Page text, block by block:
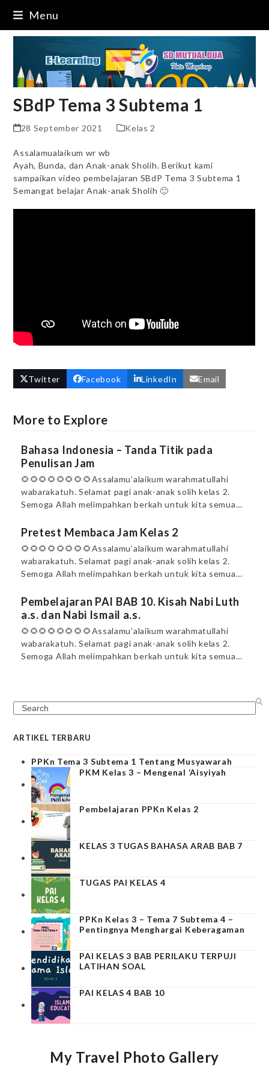
content
Menu
SBdP Tema 3 Subtema 1
28 September 2021 Kelas 2
Assalamualaikum wr wb
Ayah, Bunda, dan Anak-anak Sholih. Berikut kami
sampaikan video pembelajaran SBdP Tema 3 Subtema 1
Semangat belajar Anak-anak Sholih 🙂
Twitter Facebook LinkedIn Email
More to Explore
Bahasa Indonesia – Tanda Titik pada
Penulisan Jam
🌻🌻🌻🌻🌻🌻🌻🌻Assalamu’alaikum warahmatullahi
wabarakatuh. Selamat pagi anak-anak solih kelas 2.
Semoga Allah melimpahkan berkah untuk kita semua…
Pretest Membaca Jam Kelas 2
🌻🌻🌻🌻🌻🌻🌻🌻Assalamu’alaikum warahmatullahi
wabarakatuh. Selamat pagi anak-anak solih kelas 2.
Semoga Allah melimpahkan berkah untuk kita semua…
Pembelajaran PAI BAB 10. Kisah Nabi Luth
a.s. dan Nabi Ismail a.s.
🌻🌻🌻🌻🌻🌻🌻🌻Assalamu’alaikum warahmatullahi
wabarakatuh. Selamat pagi anak-anak solih kelas 2.
Semoga Allah melimpahkan berkah untuk kita semua…
Search
ARTIKEL TERBARU
PPKn Tema 3 Subtema 1 Tentang Musyawarah
PKM Kelas 3 – Mengenal ‘Aisyiyah
Pembelajaran PPKn Kelas 2
KELAS 3 TUGAS BAHASA ARAB BAB 7
TUGAS PAI KELAS 4
PPKn Kelas 3 – Tema 7 Subtema 4 –
Pentingnya Menghargai Keberagaman
PAI KELAS 3 BAB PERILAKU TERPUJI
LATIHAN SOAL
PAI KELAS 4 BAB 10
My Travel Photo Gallery